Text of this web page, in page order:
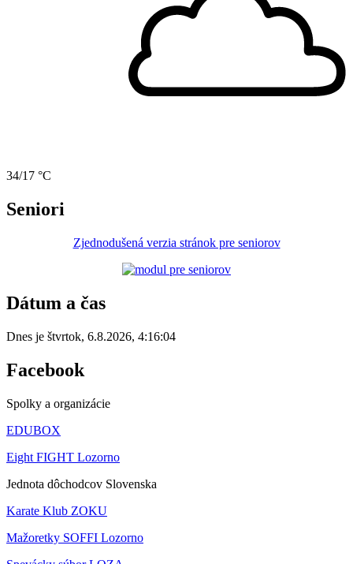
34/17 °C
Seniori
Zjednodušená verzia stránok pre seniorov
Dátum a čas
Dnes je štvrtok, 6.8.2026, 4:16:04
Facebook
Spolky a organizácie
EDUBOX
Eight FIGHT Lozorno
Jednota dôchodcov Slovenska
Karate Klub ZOKU
Mažoretky SOFFI Lozorno